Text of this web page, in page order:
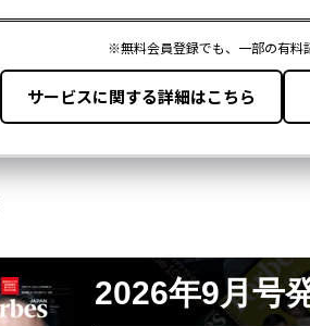
2026年9月号